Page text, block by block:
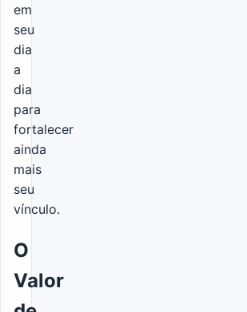
em
seu
dia
a
dia
para
fortalecer
ainda
mais
seu
vínculo.
O
Valor